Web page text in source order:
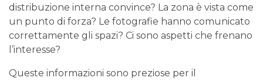
distribuzione interna convince? La zona è vista come
un punto di forza? Le fotografie hanno comunicato
correttamente gli spazi? Ci sono aspetti che frenano
l’interesse?
Queste informazioni sono preziose per il